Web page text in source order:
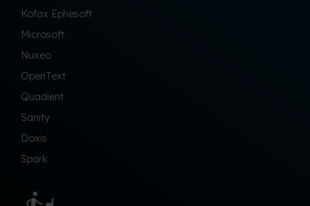
Kofax Ephesoft
Microsoft
Nuxeo
OpenText
Quadient
Sanity
Doxis
Spark